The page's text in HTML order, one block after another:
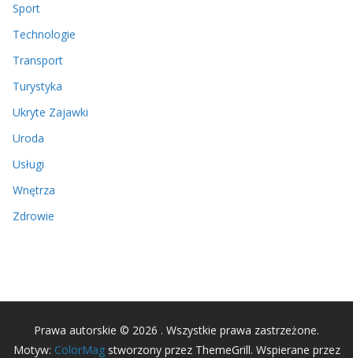
Sport
Technologie
Transport
Turystyka
Ukryte Zajawki
Uroda
Usługi
Wnętrza
Zdrowie
Prawa autorskie © 2026 . Wszystkie prawa zastrzeżone.
Motyw: ColorMagstworzony przez ThemeGrill. Wspierane przez